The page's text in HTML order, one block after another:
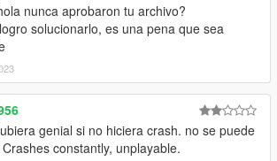
nunca aprobaron tu archivo?
solucionarlo, es una pena que sea
genial si no hiciera crash. no se puede
constantly, unplayable.